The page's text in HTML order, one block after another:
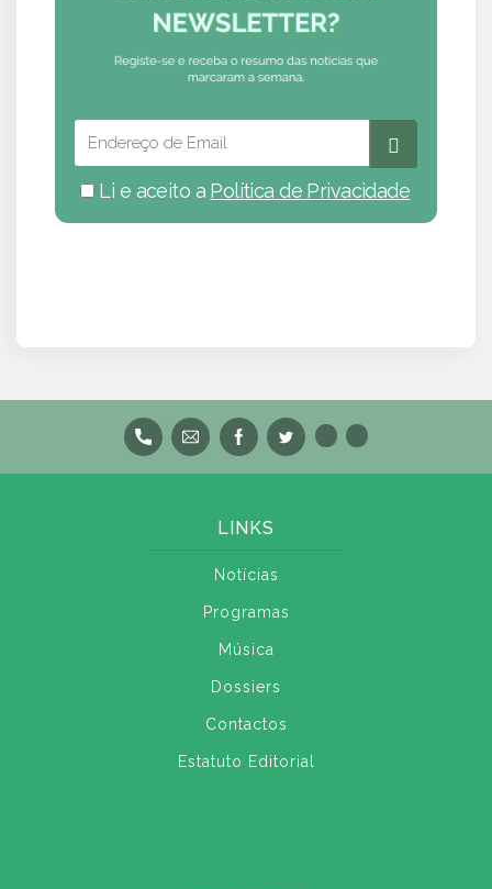
Li e aceito a Política de Privacidade
LINKS
Notícias
Programas
Música
Dossiers
Contactos
Estatuto Editorial